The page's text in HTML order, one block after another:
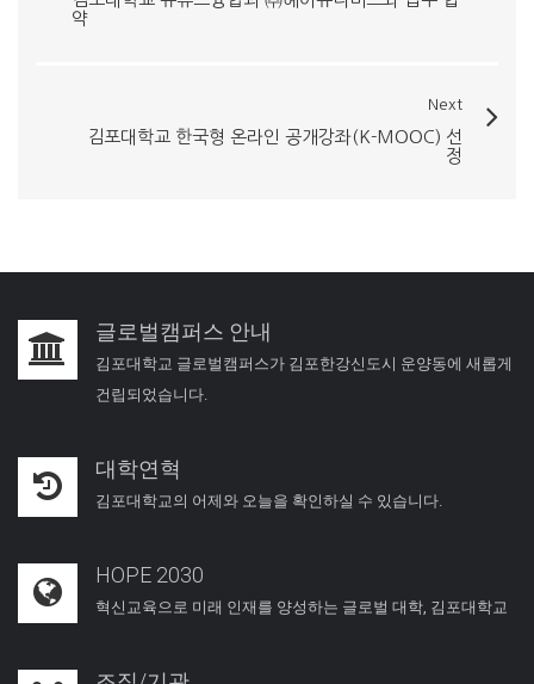
약
Next
김포대학교 한국형 온라인 공개강좌(K-MOOC) 선
정
글로벌캠퍼스 안내
김포대학교 글로벌캠퍼스가 김포한강신도시 운양동에 새롭게
건립되었습니다.
대학연혁
김포대학교의 어제와 오늘을 확인하실 수 있습니다.
HOPE 2030
혁신교육으로 미래 인재를 양성하는 글로벌 대학, 김포대학교